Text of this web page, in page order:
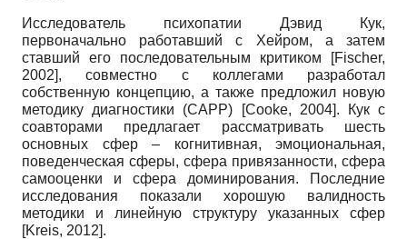
Исследователь психопатии Дэвид Кук,
первоначально работавший с Хейром, а затем
ставший его последовательным критиком
[Fischer,
2002], совместно с коллегами разработал
собственную концепцию, а также предложил новую
методику диагностики (CAPP)
[Cooke, 2004]. Кук с
соавторами предлагает рассматривать шесть
основных сфер – когнитивная, эмоциональная,
поведенческая сферы, сфера привязанности, сфера
самооценки и сфера доминирования. Последние
исследования показали хорошую валидность
методики и линейную структуру указанных сфер
[Kreis, 2012].